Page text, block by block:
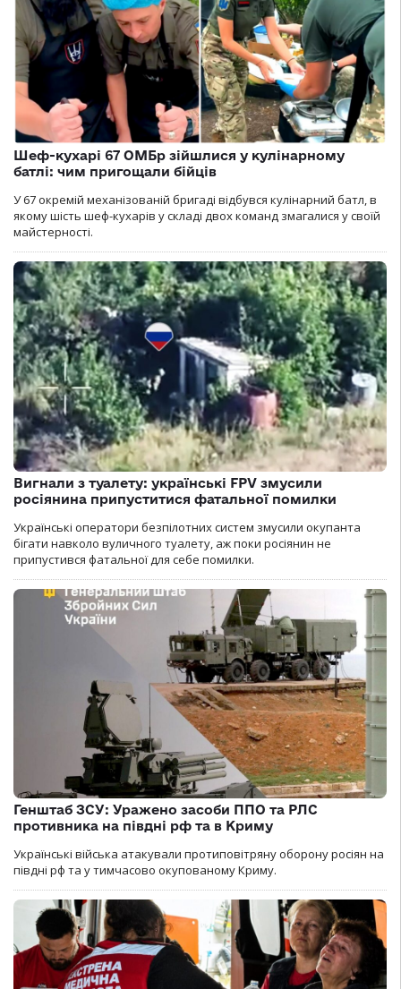
Шеф-кухарі 67 ОМБр зійшлися у кулінарному
батлі: чим пригощали бійців
У 67 окремій механізованій бригаді відбувся кулінарний батл, в
якому шість шеф-кухарів у складі двох команд змагалися у своїй
майстерності.
Вигнали з туалету: українські FPV змусили
росіянина припуститися фатальної помилки
Українські оператори безпілотних систем змусили окупанта
бігати навколо вуличного туалету, аж поки росіянин не
припустився фатальної для себе помилки.
Генштаб ЗСУ: Уражено засоби ППО та РЛС
противника на півдні рф та в Криму
Українські війська атакували протиповітряну оборону росіян на
півдні рф та у тимчасово окупованому Криму.